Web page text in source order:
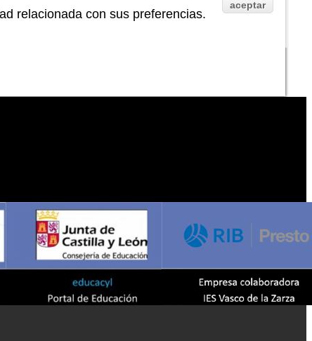
relacionada con sus preferencias.
aceptar